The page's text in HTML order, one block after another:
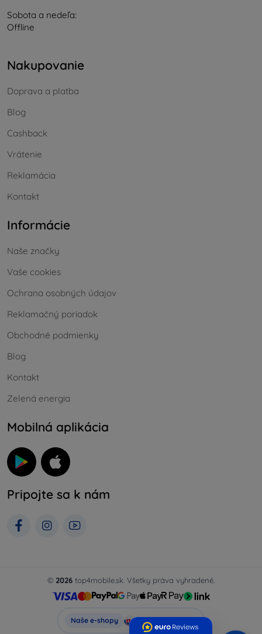
Sobota a nedeľa:
Offline
Nakupovanie
Doprava a platba
Blog
Cashback
Vrátenie
Reklamácia
Kontakt
Informácie
Naše značky
Vaše cookies
Ochrana osobných údajov
Reklamačný poriadok
Obchodné podmienky
Blog
Kontakt
Zelená energia
Mobilná aplikácia
Pripojte sa k nám
© 2026 top4mobile.sk. Všetky práva vyhradené.
Naše e-shopy Top4Mobile.sk